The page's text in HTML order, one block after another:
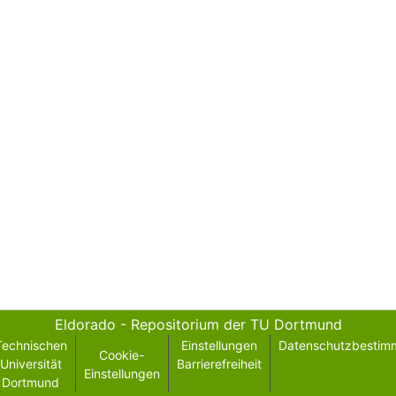
Eldorado - Repositorium der TU Dortmund
Universität
Dortmund
Cookie-
Einstellungen
Einstellungen
Barrierefreiheit